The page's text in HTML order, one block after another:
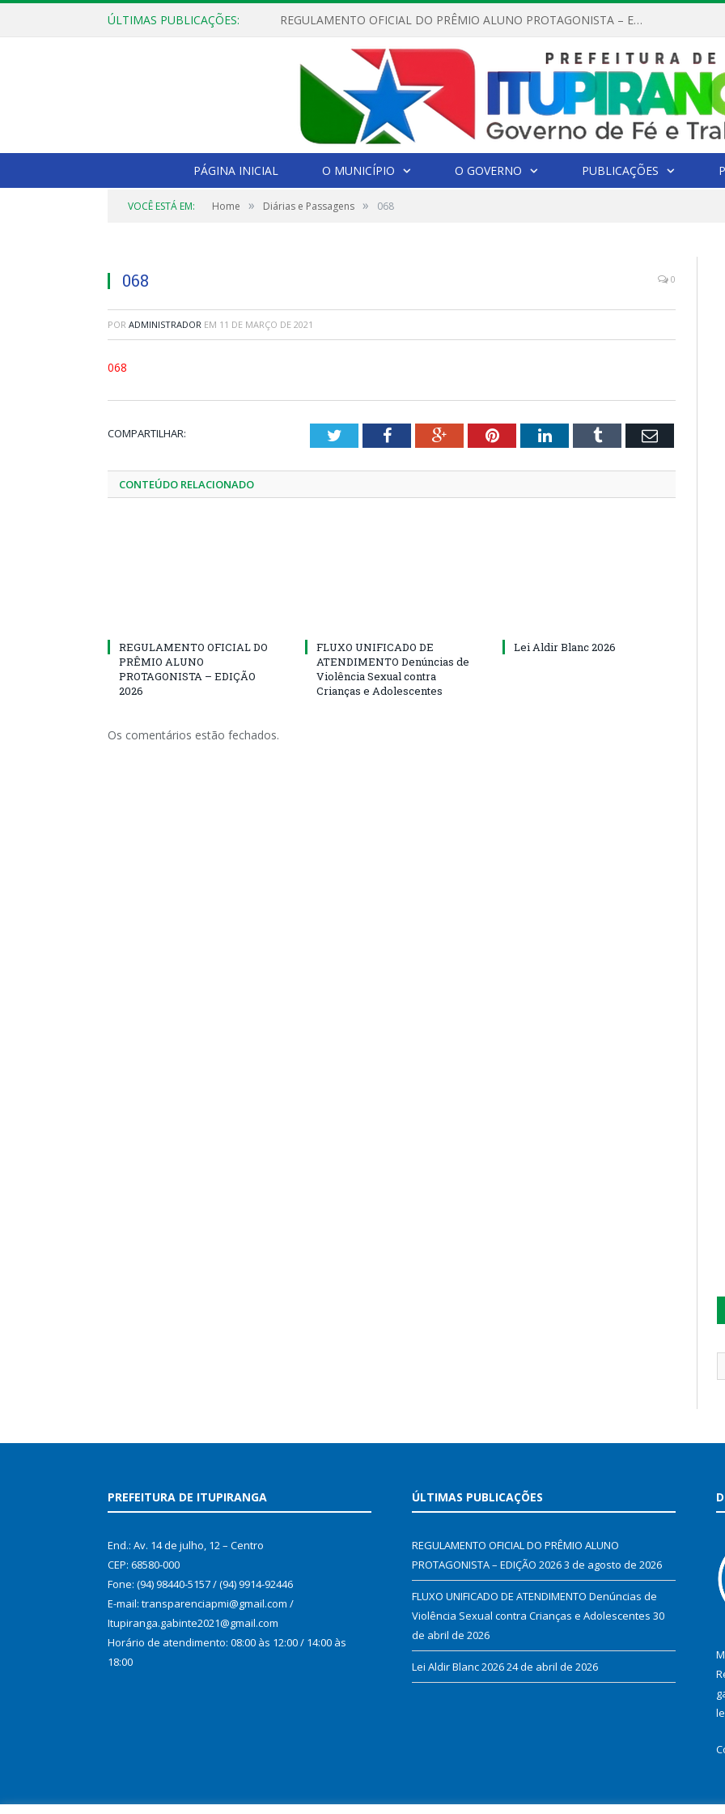
ÚLTIMAS PUBLICAÇÕES: REGULAMENTO OFICIAL DO PRÊMIO ALUNO PROTAGONISTA – EDIÇÃO 2026
PÁGINA INICIAL O MUNICÍPIO O GOVERNO PUBLICAÇÕES
VOCÊ ESTÁ EM: Home » Diárias e Passagens » 068
068 0
POR ADMINISTRADOR EM 11 DE MARÇO DE 2021
068
COMPARTILHAR: TwitterFacebookGoogle+PinterestLinkedInTumblr Email
CONTEÚDO RELACIONADO
REGULAMENTO OFICIAL DO
PRÊMIO ALUNO
PROTAGONISTA – EDIÇÃO
2026
FLUXO UNIFICADO DE
ATENDIMENTO Denúncias de
Violência Sexual contra
Crianças e Adolescentes
Lei Aldir Blanc 2026
Os comentários estão fechados.
PREFEITURA DE ITUPIRANGA
End.: Av. 14 de julho, 12 – Centro
CEP: 68580-000
Fone: (94) 98440-5157 / (94) 9914-92446
E-mail: transparenciapmi@gmail.com /
Itupiranga.gabinte2021@gmail.com
Horário de atendimento: 08:00 às 12:00 / 14:00 às
18:00
ÚLTIMAS PUBLICAÇÕES
REGULAMENTO OFICIAL DO PRÊMIO ALUNO
PROTAGONISTA – EDIÇÃO 20263 de agosto de 2026
FLUXO UNIFICADO DE ATENDIMENTO Denúncias de
Violência Sexual contra Crianças e Adolescentes 30
de abril de 2026
Lei Aldir Blanc 202624 de abril de 2026